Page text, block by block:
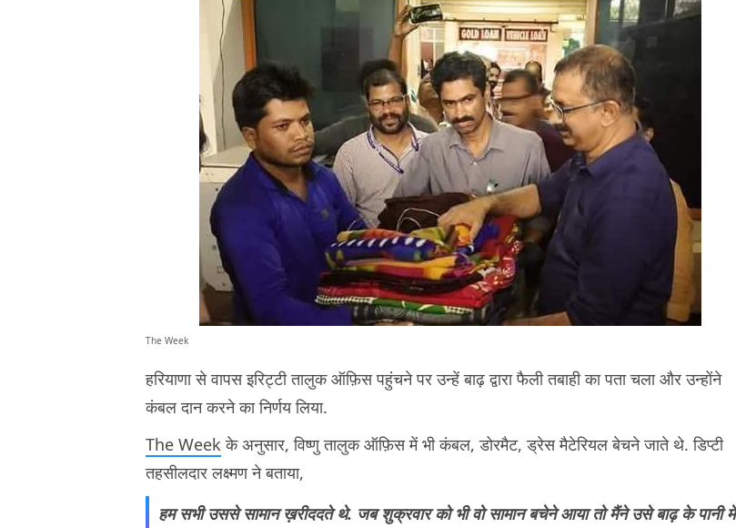
The Week
हरियाणा से वापस इरिट्टी तालुक ऑफ़िस पहुंचने पर उन्हें बाढ़ द्वारा फैली तबाही का पता चला और उन्होंने
कंबल दान करने का निर्णय लिया.
The Weekके अनुसार, विष्णु तालुक ऑफ़िस में भी कंबल, डोरमैट, ड्रेस मैटेरियल बेचने जाते थे. डिप्टी
तहसीलदार लक्ष्मण ने बताया,
हम सभी उससे सामान ख़रीददते थे. जब शुक्रवार को भी वो सामान बचेने आया तो मैंने उसे बाढ़ के पानी में